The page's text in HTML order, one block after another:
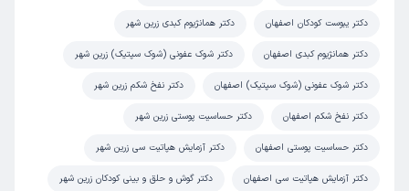
دکتر یبوست کودکان اصفهان دکتر همانژیوم کبدی زرین شهر
دکتر همانژیوم کبدی اصفهان دکتر شوک عفونی (شوک سپتیک) زرین شهر
دکتر شوک عفونی (شوک سپتیک) اصفهان دکتر نفخ شکم زرین شهر
دکتر نفخ شکم اصفهان دکتر حساسیت پوستی زرین شهر
دکتر حساسیت پوستی اصفهان دکتر آزمایش هپاتیت سی زرین شهر
دکتر آزمایش هپاتیت سی اصفهان دکتر گوش و حلق و بینی کودکان زرین شهر